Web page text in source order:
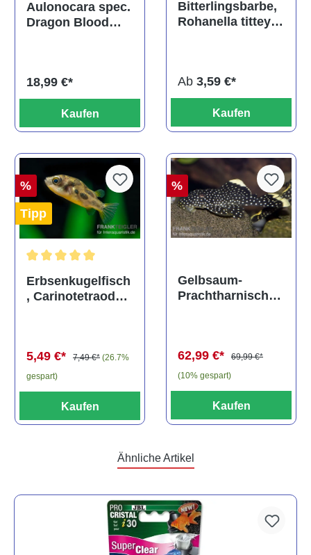
Aulonocara spec.
Dragon Blood
18,99 €*
Kaufen
Bitterlingsbarbe,
Rohanella titteya,
Ab 3,59 €*
Kaufen
%
Tipp
Durchschnittliche Bewertung von 5 von 5 Sternen
Erbsenkugelfisch
, Carinotetraodon
5,49 €* 7,49 €* (26.7%
gespart)
Kaufen
%
Gelbsaum-
Prachtharnischw
62,99 €*
69,99 €*
(10% gespart)
Kaufen
Ähnliche Artikel